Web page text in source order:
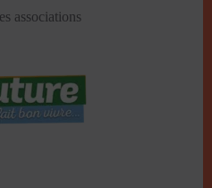
associations